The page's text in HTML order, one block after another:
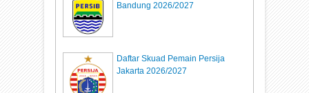
Bandung 2026/2027
Daftar Skuad Pemain Persija
Jakarta 2026/2027